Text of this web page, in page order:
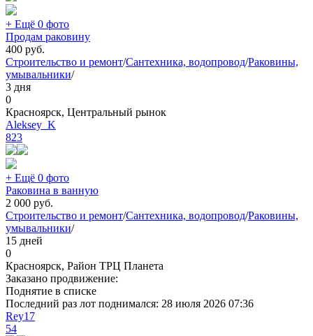
+ Ещё 0 фото
Продам раковину
400 руб.
Строительство и ремонт/Сантехника, водопровод/Раковины,
умывальники/
3 дня
0
Красноярск, Центральный рынок
Aleksey_K
823
+ Ещё 0 фото
Раковина в ванную
2 000 руб.
Строительство и ремонт/Сантехника, водопровод/Раковины,
умывальники/
15 дней
0
Красноярск, Район ТРЦ Планета
Заказано продвижение:
Поднятие в списке
Последний раз лот поднимался: 28 июля 2026 07:36
Rey17
54